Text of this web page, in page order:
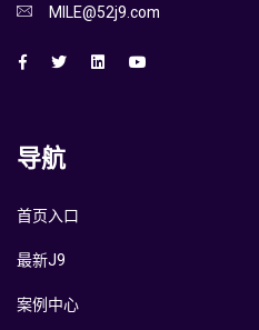
MILE@52j9.com
导航
首页入口
最新J9
案例中心